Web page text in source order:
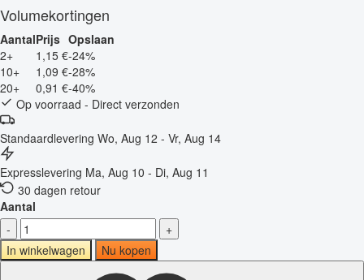
Volumekortingen
AantalPrijs Opslaan
2+
1,15 €-24%
10+
1,09 €-28%
20+
0,91 €-40%
Op voorraad - Direct verzonden
Standaardlevering Wo, Aug 12 - Vr, Aug 14
Expresslevering Ma, Aug 10 - Di, Aug 11
30 dagen retour
Aantal
-
+
In winkelwagen
Nu kopen